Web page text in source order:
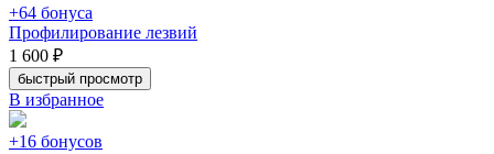
+64 бонуса
Профилирование лезвий
1 600 ₽
быстрый просмотр
В избранное
+16 бонусов